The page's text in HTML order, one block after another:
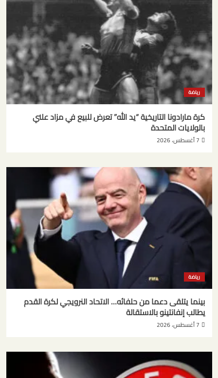
رياضة
كرة مارادونا التاريخية “يد الله” تعرض للبيع في مزاد علني
بالولايات المتحدة
7 أغسطس، 2026
رياضة
بينما يتلقى دعما من حلفائه… الاتحاد النرويجي لكرة القدم
يطالب إنفانتينو بالاستقالة
7 أغسطس، 2026